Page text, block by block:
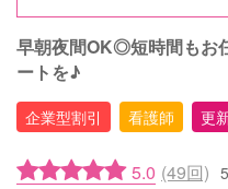
早朝夜間OK◎短時間もお
ートを♪
企業型割引 看護師 更
5.0 (49回)